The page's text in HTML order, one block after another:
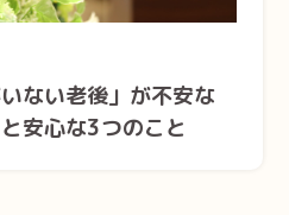
ない老後」が不安な
安心な3つのこと